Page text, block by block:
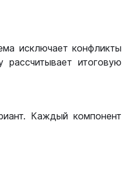
исключает конфликты
итоговую
Каждый компонент